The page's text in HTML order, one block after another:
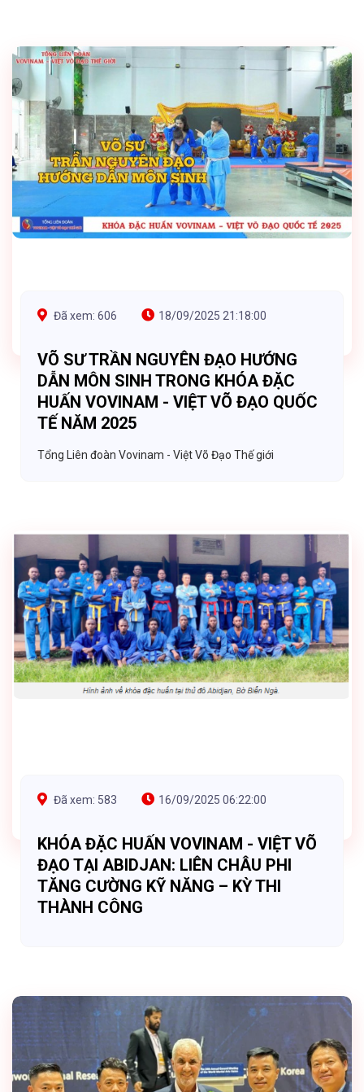
Đã xem: 606 18/09/2025 21:18:00
VÕ SƯ TRẦN NGUYÊN ĐẠO HƯỚNG
DẪN MÔN SINH TRONG KHÓA ĐẶC
HUẤN VOVINAM - VIỆT VÕ ĐẠO QUỐC
TẾ NĂM 2025
Tổng Liên đoàn Vovinam - Việt Võ Đạo Thế giới
Đã xem: 583 16/09/2025 06:22:00
KHÓA ĐẶC HUẤN VOVINAM - VIỆT VÕ
ĐẠO TẠI ABIDJAN: LIÊN CHÂU PHI
TĂNG CƯỜNG KỸ NĂNG – KỲ THI
THÀNH CÔNG